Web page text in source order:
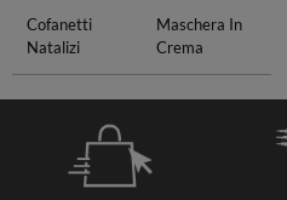
Cofanetti
Natalizi
Maschera In
Crema